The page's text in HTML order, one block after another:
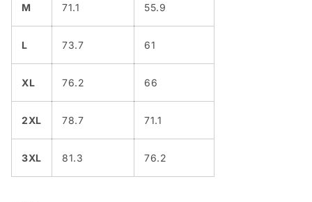
M 71.1 55.9
L 73.7 61
XL 76.2 66
2XL 78.7 71.1
3XL 81.3 76.2